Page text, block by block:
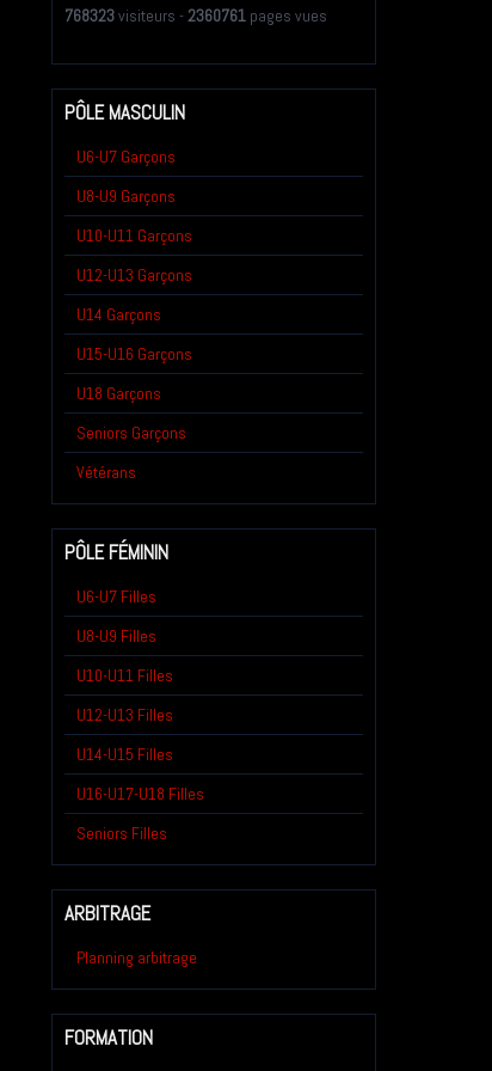
768323visiteurs -2360761pages vues
PÔLE MASCULIN
U6-U7 Garçons
U8-U9 Garçons
U10-U11 Garçons
U12-U13 Garçons
U14 Garçons
U15-U16 Garçons
U18 Garçons
Seniors Garçons
Vétérans
PÔLE FÉMININ
U6-U7 Filles
U8-U9 Filles
U10-U11 Filles
U12-U13 Filles
U14-U15 Filles
U16-U17-U18 Filles
Seniors Filles
ARBITRAGE
Planning arbitrage
FORMATION